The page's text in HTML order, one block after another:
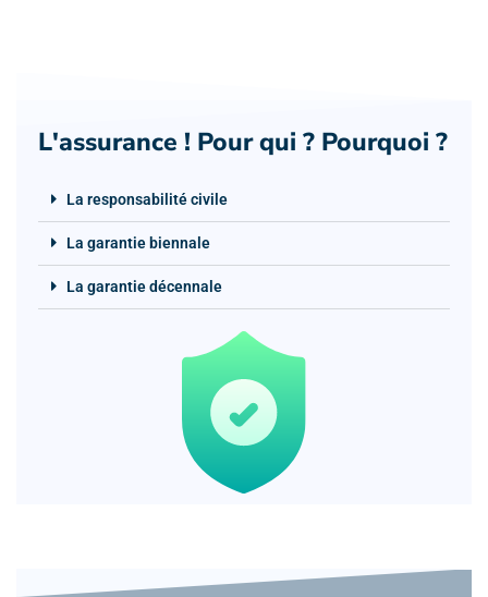
L'assurance ! Pour qui ? Pourquoi ?
La responsabilité civile
La garantie biennale
La garantie décennale